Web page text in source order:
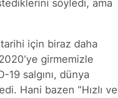
söyledi, ama
tarihi için biraz daha
girmemizle
19 salgını, dünya
Hani bazen “Hızlı ve